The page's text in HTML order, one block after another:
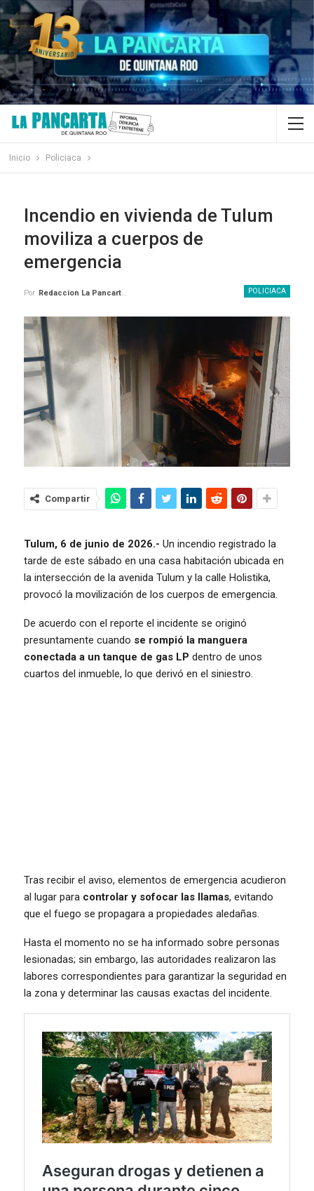
Inicio Policiaca
Incendio en vivienda de Tulum
moviliza a cuerpos de
emergencia
POLICIACA
Por Redaccion La Pancarta De Quintana Roo
Compartir
Tulum, 6 de junio de 2026.- Un incendio registrado la
tarde de este sábado en una casa habitación ubicada en
la intersección de la avenida Tulum y la calle Holistika,
provocó la movilización de los cuerpos de emergencia.
De acuerdo con el reporte el incidente se originó
presuntamente cuando se rompió la manguera
conectada a un tanque de gas LP dentro de unos
cuartos del inmueble, lo que derivó en el siniestro.
Tras recibir el aviso, elementos de emergencia acudieron
al lugar para controlar y sofocar las llamas, evitando
que el fuego se propagara a propiedades aledañas.
Hasta el momento no se ha informado sobre personas
lesionadas; sin embargo, las autoridades realizaron las
labores correspondientes para garantizar la seguridad en
la zona y determinar las causas exactas del incidente.